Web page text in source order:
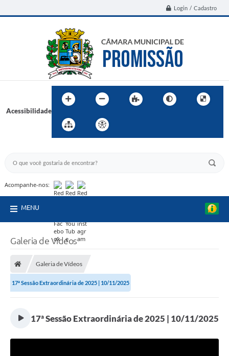
Login / Cadastro
Acessibilidade
Acompanhe-nos:
MENU
Galeria de Vídeos
Galeria de Vídeos
17ª Sessão Extraordinária de 2025 | 10/11/2025
17ª Sessão Extraordinária de 2025 | 10/11/2025